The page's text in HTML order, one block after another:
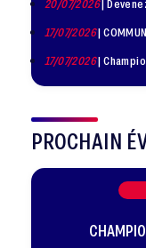
20/07/2026| Devenez bénévole pour la Ligue des champions de
17/07/2026|
17/07/2026| Championnats du monde 2026 : les athlètes
PROCHAIN